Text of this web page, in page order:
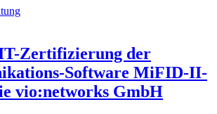
Zertifizierung der
Software MiFID-II-
vio:networks GmbH